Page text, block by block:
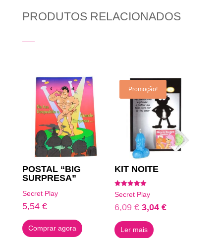
PRODUTOS RELACIONADOS
POSTAL “BIG
SURPRESA”
Secret Play
5,54 €
Comprar agora
Promoção!
KIT NOITE
Avaliação
5.00
de 5
Secret Play
6,09€ O
preço
original
3,04€O
Ler mais